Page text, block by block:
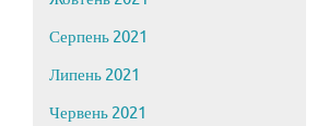
Серпень 2021
Липень 2021
Червень 2021